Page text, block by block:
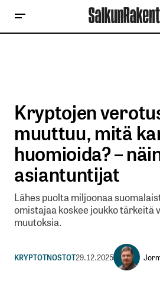
Kryptojen
muuttuu, mitä
huomioida? –
asiantuntijat
Lähes puolta miljoonaa
omistajaa koskee joukko tärkeitä
muutoksia.
KRYPTOTNOSTOT29.12.2025